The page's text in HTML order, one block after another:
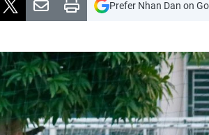
Prefer Nhan Dan on